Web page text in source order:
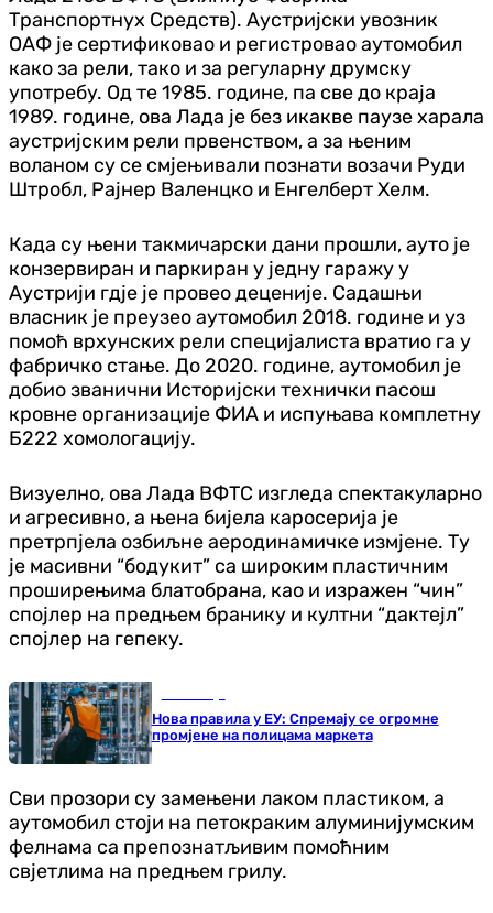
Транспортнyх Средств). Аустријски увозник
ОАФ је сертификовао и регистровао аутомобил
како за рели, тако и за регуларну друмску
употребу. Од те 1985. године, па све до краја
1989. године, ова Лада је без икакве паузе харала
аустријским рели првенством, а за њеним
воланом су се смјењивали познати возачи Руди
Штробл, Рајнер Валенцко и Енгелберт Хелм.
Када су њени такмичарски дани прошли, ауто је
конзервиран и паркиран у једну гаражу у
Аустрији гдје је провео деценије. Садашњи
власник је преузео аутомобил 2018. године и уз
помоћ врхунских рели специјалиста вратио га у
фабричко стање. До 2020. године, аутомобил је
добио званични Историјски технички пасош
кровне организације ФИА и испуњава комплетну
Б222 хомологацију.
Визуелно, ова Лада ВФТС изгледа спектакуларно
и агресивно, а њена бијела каросерија је
претрпјела озбиљне аеродинамичке измјене. Ту
је масивни “бодyкит” са широким пластичним
проширењима блатобрана, као и изражен “чин”
спојлер на предњем бранику и култни “дактејл”
спојлер на гепеку.
Нова правила у ЕУ: Спремају се огромне
промјене на полицама маркета
Сви прозори су замењени лаком пластиком, а
аутомобил стоји на петокраким алуминијумским
фелнама са препознатљивим помоћним
свјетлима на предњем грилу.